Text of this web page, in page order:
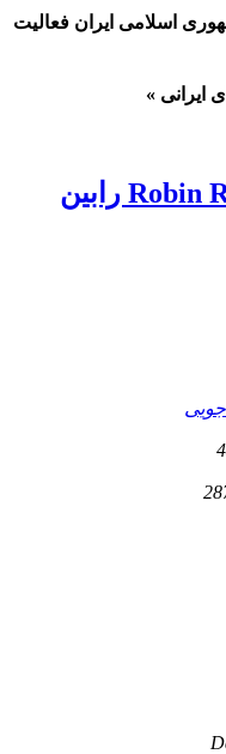
اسلامی ایران فعالیت
ایرانی »
دانلود انیمیشن Robin Robin 2021 رابین